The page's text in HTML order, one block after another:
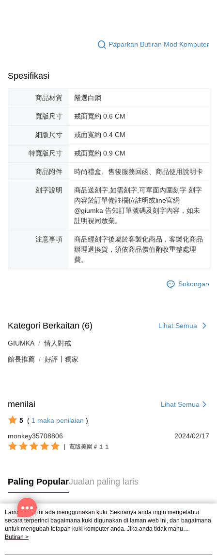
Paparkan Butiran Mod Komputer
Spesifikasi
商品材質 嚴選白鋼
寬版尺寸 戒面寬約 0.6 CM
細版尺寸 戒面寬約 0.4 CM
特寬版尺寸 戒面寬約 0.9 CM
商品附件 時尚禮盒、售後服務回函、商品使用說明卡
刻字說明
商品送刻字,如需刻字,可單面內圍刻字 刻字
內容於訂單備註欄位註明或line官網
@giumka 告知訂單號碼及刻字內容，如未
註明視同放棄。
注意事項
商品經刻字後屬於客製化商品，客製化商品
辦理退換貨，須依商品價值酌收重整處理
費。
Sokongan
Kategori Berkaitan (6) Lihat Semua
GIUMKA 情人對戒
館長推薦 好評丨獨家
menilai Lihat Semua
5 ( 1 maka penilaian )
monkey35708806
2024/02/17
| 寬版美圍＃１１
Paling PopularJualan paling laris
Tag Popular
Laman web ini ada menggunakan kuki. Sekiranya anda ingin mengetahui
secara terperinci bagaimana kuki digunakan di laman web ini, dan bagaimana
untuk mengubah tetapan kuki komputer anda. Jika anda tidak mahu
menggunakan kuki di komputer anda, sila rujuk penerangan mengenai kuki.
mengetahui secara terperinci bagaimana kuki digunakan di laman web ini,
Butiran >